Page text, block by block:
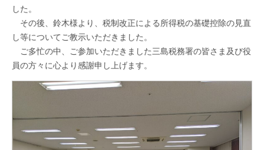
した。
その後、鈴木様より、税制改正による所得税の基礎控除の見直
し等についてご教示いただきました。
ご多忙の中、ご参加いただきました三島税務署の皆さま及び役
員の方々に心より感謝申し上げます。